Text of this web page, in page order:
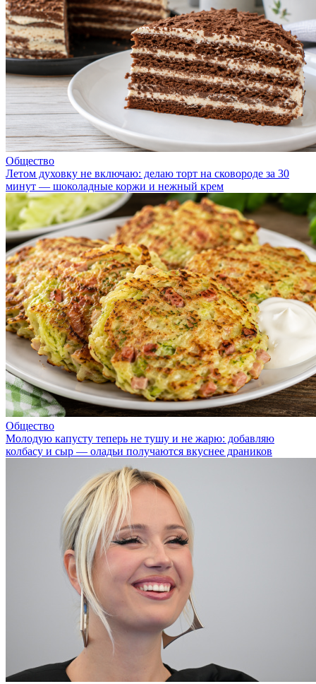
Общество
Летом духовку не включаю: делаю торт на сковороде за 30
минут — шоколадные коржи и нежный крем
Общество
Молодую капусту теперь не тушу и не жарю: добавляю
колбасу и сыр — оладьи получаются вкуснее драников